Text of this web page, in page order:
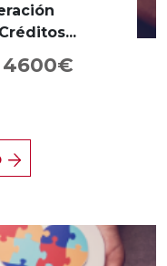
4600€